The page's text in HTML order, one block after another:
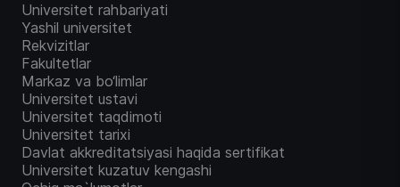
Universitet rahbariyati
Yashil universitet
Rekvizitlar
Fakultetlar
Markaz va bo‘limlar
Universitet ustavi
Universitet taqdimoti
Universitet tarixi
Davlat akkreditatsiyasi haqida sertifikat
Universitet kuzatuv kengashi